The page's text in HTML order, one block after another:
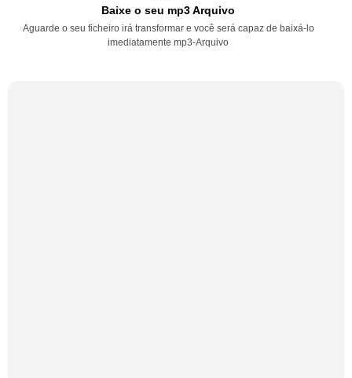
Baixe o seu mp3 Arquivo
Aguarde o seu ficheiro irá transformar e você será capaz de baixá-lo
imediatamente mp3-Arquivo